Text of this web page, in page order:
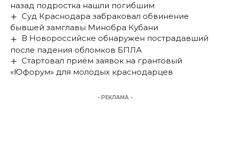
назад подростка нашли погибшим
Суд Краснодара забраковал обвинение
бывшей замглавы Минобра Кубани
В Новороссийске обнаружен пострадавший
после падения обломков БПЛА
Стартовал приём заявок на грантовый
«Юфорум» для молодых краснодарцев
- РЕКЛАМА -